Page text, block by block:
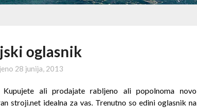
oglasnik
28 junija, 2013
Kupujete ali prodajate rabljeno ali popolnoma novo
stroji.net idealna za vas. Trenutno so edini oglasnik na